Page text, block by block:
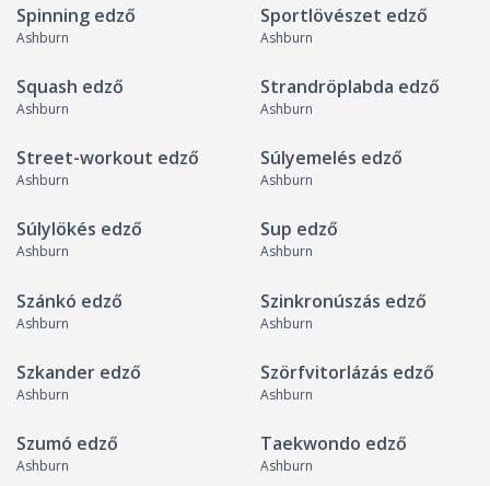
Spinning edző
Ashburn
Sportlövészet edző
Ashburn
Squash edző
Ashburn
Strandröplabda edző
Ashburn
Street-workout edző
Ashburn
Súlyemelés edző
Ashburn
Súlylökés edző
Ashburn
Sup edző
Ashburn
Szánkó edző
Ashburn
Szinkronúszás edző
Ashburn
Szkander edző
Ashburn
Szörfvitorlázás edző
Ashburn
Szumó edző
Ashburn
Taekwondo edző
Ashburn